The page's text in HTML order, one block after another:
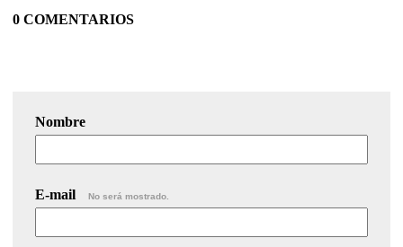
0 COMENTARIOS
Nombre
E-mail No será mostrado.